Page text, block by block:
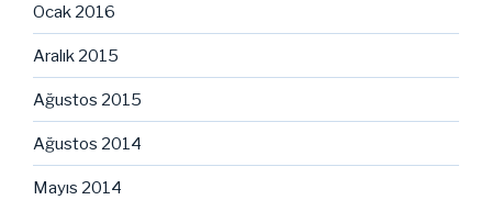
Ocak 2016
Aralık 2015
Ağustos 2015
Ağustos 2014
Mayıs 2014